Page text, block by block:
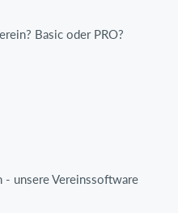
Basic oder PRO?
- unsere Vereinssoftware